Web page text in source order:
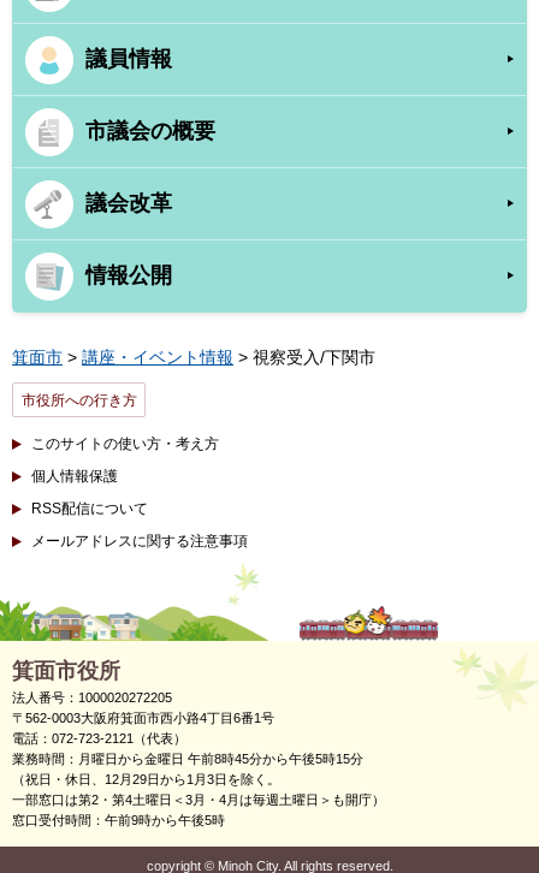
議員情報
市議会の概要
議会改革
情報公開
箕面市 > 講座・イベント情報 > 視察受入/下関市
市役所への行き方
このサイトの使い方・考え方
個人情報保護
RSS配信について
メールアドレスに関する注意事項
箕面市役所
法人番号：1000020272205
〒562-0003大阪府箕面市西小路4丁目6番1号
電話：072-723-2121（代表）
業務時間：月曜日から金曜日 午前8時45分から午後5時15分
（祝日・休日、12月29日から1月3日を除く。
一部窓口は第2・第4土曜日＜3月・4月は毎週土曜日＞も開庁）
窓口受付時間：午前9時から午後5時
copyright ©Minoh City. All rights reserved.